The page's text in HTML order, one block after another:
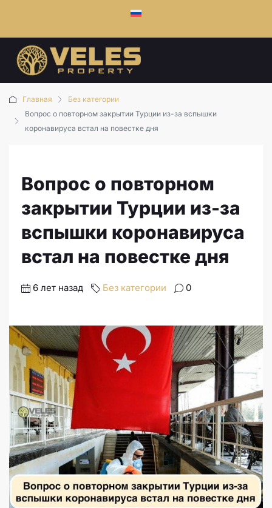
Главная
Без категории
Вопрос о повторном закрытии Турции из-за вспышки
коронавируса встал на повестке дня
Вопрос о повторном
закрытии Турции из-за
вспышки коронавируса
встал на повестке дня
6 лет назад Без категории 0